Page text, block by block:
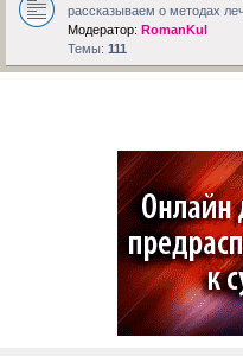
рассказываем о методах
Модератор: RomanKul
Темы: 111